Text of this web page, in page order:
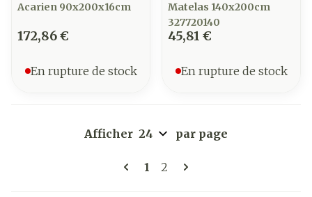
Acarien 90x200x16cm
172,86 €
En rupture de stock
Matelas 140x200cm
327720140
45,81 €
En rupture de stock
Pages
Vous lisez actuellement la
1 Page
2
Afficher par page